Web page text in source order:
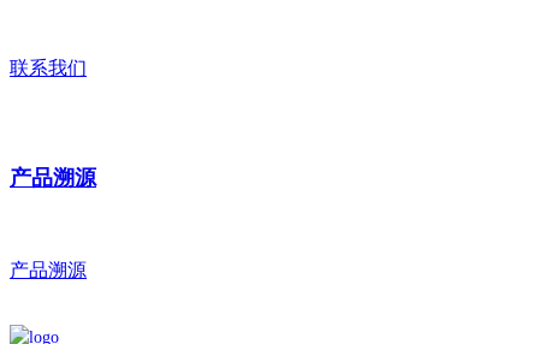
联系我们
产品溯源
产品溯源